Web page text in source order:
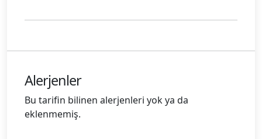
Alerjenler
Bu tarifin bilinen alerjenleri yok ya da
eklenmemiş.